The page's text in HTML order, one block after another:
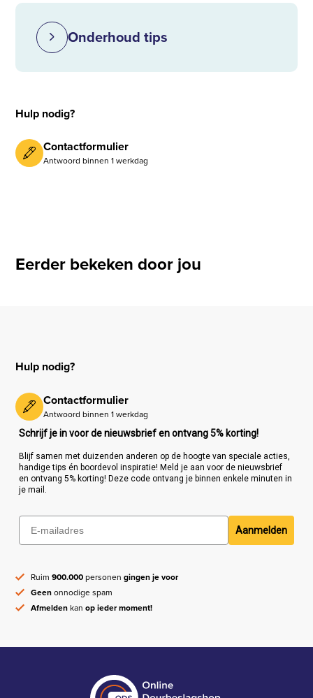
Onderhoud tips
Hulp nodig?
Contactformulier
Antwoord binnen 1 werkdag
Eerder bekeken door jou
Hulp nodig?
Contactformulier
Antwoord binnen 1 werkdag
Schrijf je in voor de nieuwsbrief en ontvang 5% korting!
Blijf samen met duizenden anderen op de hoogte van speciale acties,
handige tips én boordevol inspiratie! Meld je aan voor de nieuwsbrief
en ontvang 5% korting! Deze code ontvang je binnen enkele minuten in
je mail.
Aanmelden
Ruim900.000personengingen je voor
Geenonnodige spam
Afmeldenkanop ieder moment!